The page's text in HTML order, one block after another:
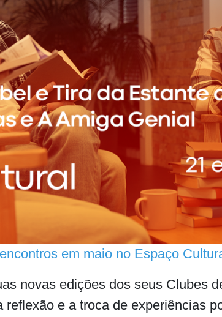
em maio no Espaço
novas edições dos seus Clubes
e a troca de experiências